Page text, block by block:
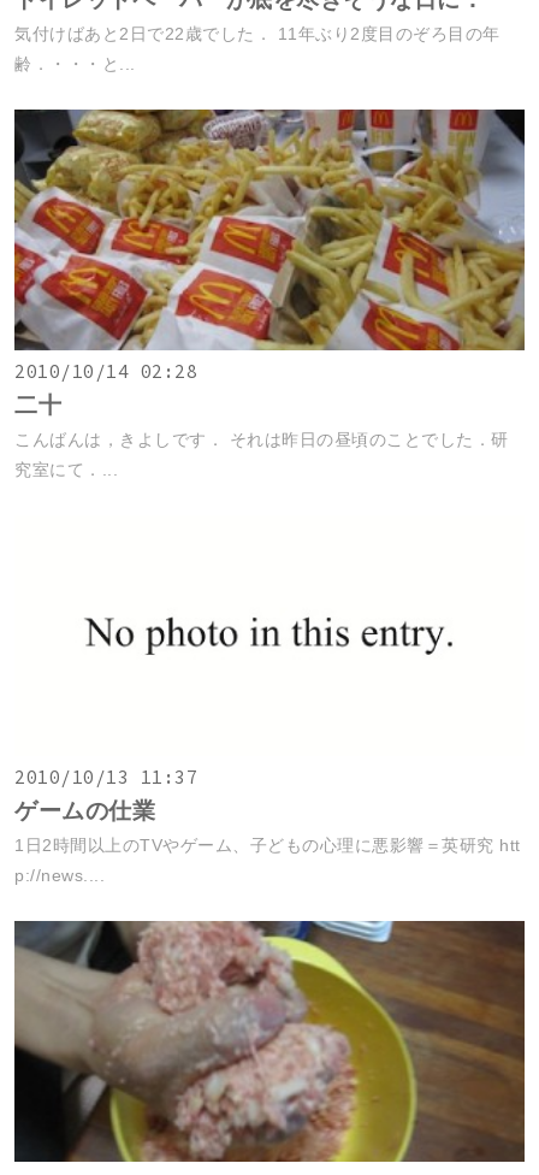
気付けばあと2日で22歳でした． 11年ぶり2度目のぞろ目の年
齢．・・・と...
2010/10/14 02:28
二十
こんばんは，きよしです． それは昨日の昼頃のことでした．研
究室にて．...
2010/10/13 11:37
ゲームの仕業
1日2時間以上のTVやゲーム、子どもの心理に悪影響＝英研究 htt
p://news....